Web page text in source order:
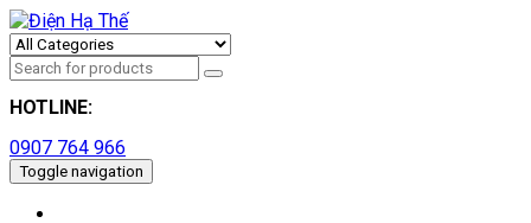
HOTLINE:
0907 764 966
Toggle navigation